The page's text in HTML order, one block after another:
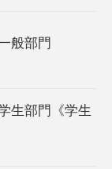
般部門
生部門《学生